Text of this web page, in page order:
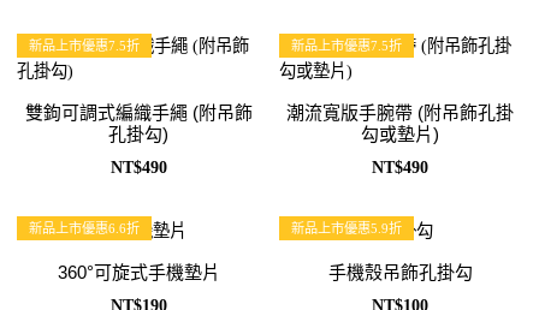
新品上市優惠7.5折
雙鉤可調式編織手繩 (附吊飾
孔掛勾)
NT$490
新品上市優惠7.5折
潮流寬版手腕帶 (附吊飾孔掛
勾或墊片)
NT$490
新品上市優惠6.6折
360°可旋式手機墊片
NT$190
新品上市優惠5.9折
手機殼吊飾孔掛勾
NT$100